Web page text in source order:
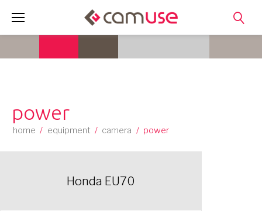
power
home / equipment / camera / power
Honda EU70